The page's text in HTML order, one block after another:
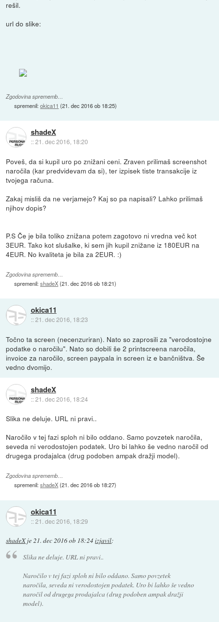
rešil.
url do slike:
Zgodovina sprememb…
spremenil:okica11 (21. dec 2016 ob 18:25)
shadeX
::21. dec 2016, 18:20
Poveš, da si kupil uro po znižani ceni. Zraven prilimaš screenshot
naročila (kar predvidevam da si), ter izpisek tiste transakcije iz
tvojega računa.
Zakaj misliš da ne verjamejo? Kaj so pa napisali? Lahko prilimaš
njihov dopis?
P.S Če je bila toliko znižana potem zagotovo ni vredna več kot
3EUR. Tako kot slušalke, ki sem jih kupil znižane iz 180EUR na
4EUR. No kvaliteta je bila za 2EUR. :)
Zgodovina sprememb…
spremenil:shadeX(21. dec 2016 ob 18:21)
okica11
::21. dec 2016, 18:23
Točno ta screen (necenzuriran). Nato so zaprosili za "verodostojne
podatke o naročilu". Nato so dobili še 2 printscreena naročila,
invoice za naročilo, screen paypala in screen iz e bančništva. Še
vedno dvomijo.
shadeX
::21. dec 2016, 18:24
Slika ne deluje. URL ni pravi..
Naročilo v tej fazi sploh ni bilo oddano. Samo povzetek naročila,
seveda ni verodostojen podatek. Uro bi lahko še vedno naročil od
drugega prodajalca (drug podoben ampak dražji model).
Zgodovina sprememb…
spremenil:shadeX(21. dec 2016 ob 18:27)
okica11
::21. dec 2016, 18:29
shadeXje21. dec 2016 ob 18:24izjavil:
Slika ne deluje. URL ni pravi..
Naročilo v tej fazi sploh ni bilo oddano. Samo povzetek
naročila, seveda ni verodostojen podatek. Uro bi lahko še vedno
naročil od drugega prodajalca (drug podoben ampak dražji
model).